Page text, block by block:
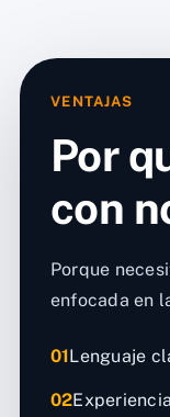
VENTAJAS
Por
con
Porque
enfocada en
01Lenguaje
02